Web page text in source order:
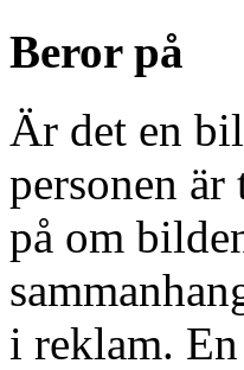
Beror på
Är det en
personen
på om
i reklam.